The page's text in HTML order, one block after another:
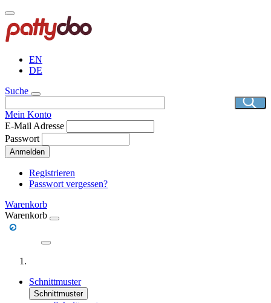
Direkt
zum
Inhalt
EN
DE
Suche
Mein Konto
E-Mail Adresse
Passwort
Anmelden
Registrieren
Passwort vergessen?
Warenkorb
Warenkorb
Schnittmuster
Schnittmuster